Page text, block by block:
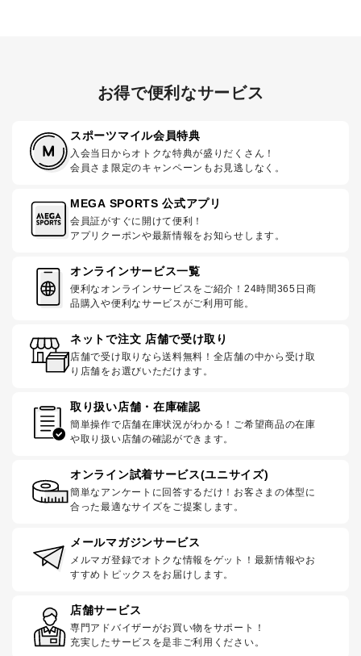
お得で便利なサービス
スポーツマイル会員特典
入会当日からオトクな特典が盛りだくさん！
会員さま限定のキャンペーンもお見逃しなく。
MEGA SPORTS 公式アプリ
会員証がすぐに開けて便利！
アプリクーポンや最新情報をお知らせします。
オンラインサービス一覧
便利なオンラインサービスをご紹介！24時間365日商
品購入や便利なサービスがご利用可能。
ネットで注文 店舗で受け取り
店舗で受け取りなら送料無料！全店舗の中から受け取
り店舗をお選びいただけます。
取り扱い店舗・在庫確認
簡単操作で店舗在庫状況がわかる！ご希望商品の在庫
や取り扱い店舗の確認ができます。
オンライン試着サービス(ユニサイズ)
簡単なアンケートに回答するだけ！お客さまの体型に
合った最適なサイズをご提案します。
メールマガジンサービス
メルマガ登録でオトクな情報をゲット！最新情報やお
すすめトピックスをお届けします。
店舗サービス
専門アドバイザーがお買い物をサポート！
充実したサービスを是非ご利用ください。